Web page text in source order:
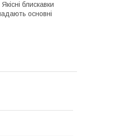
блискавки
основні